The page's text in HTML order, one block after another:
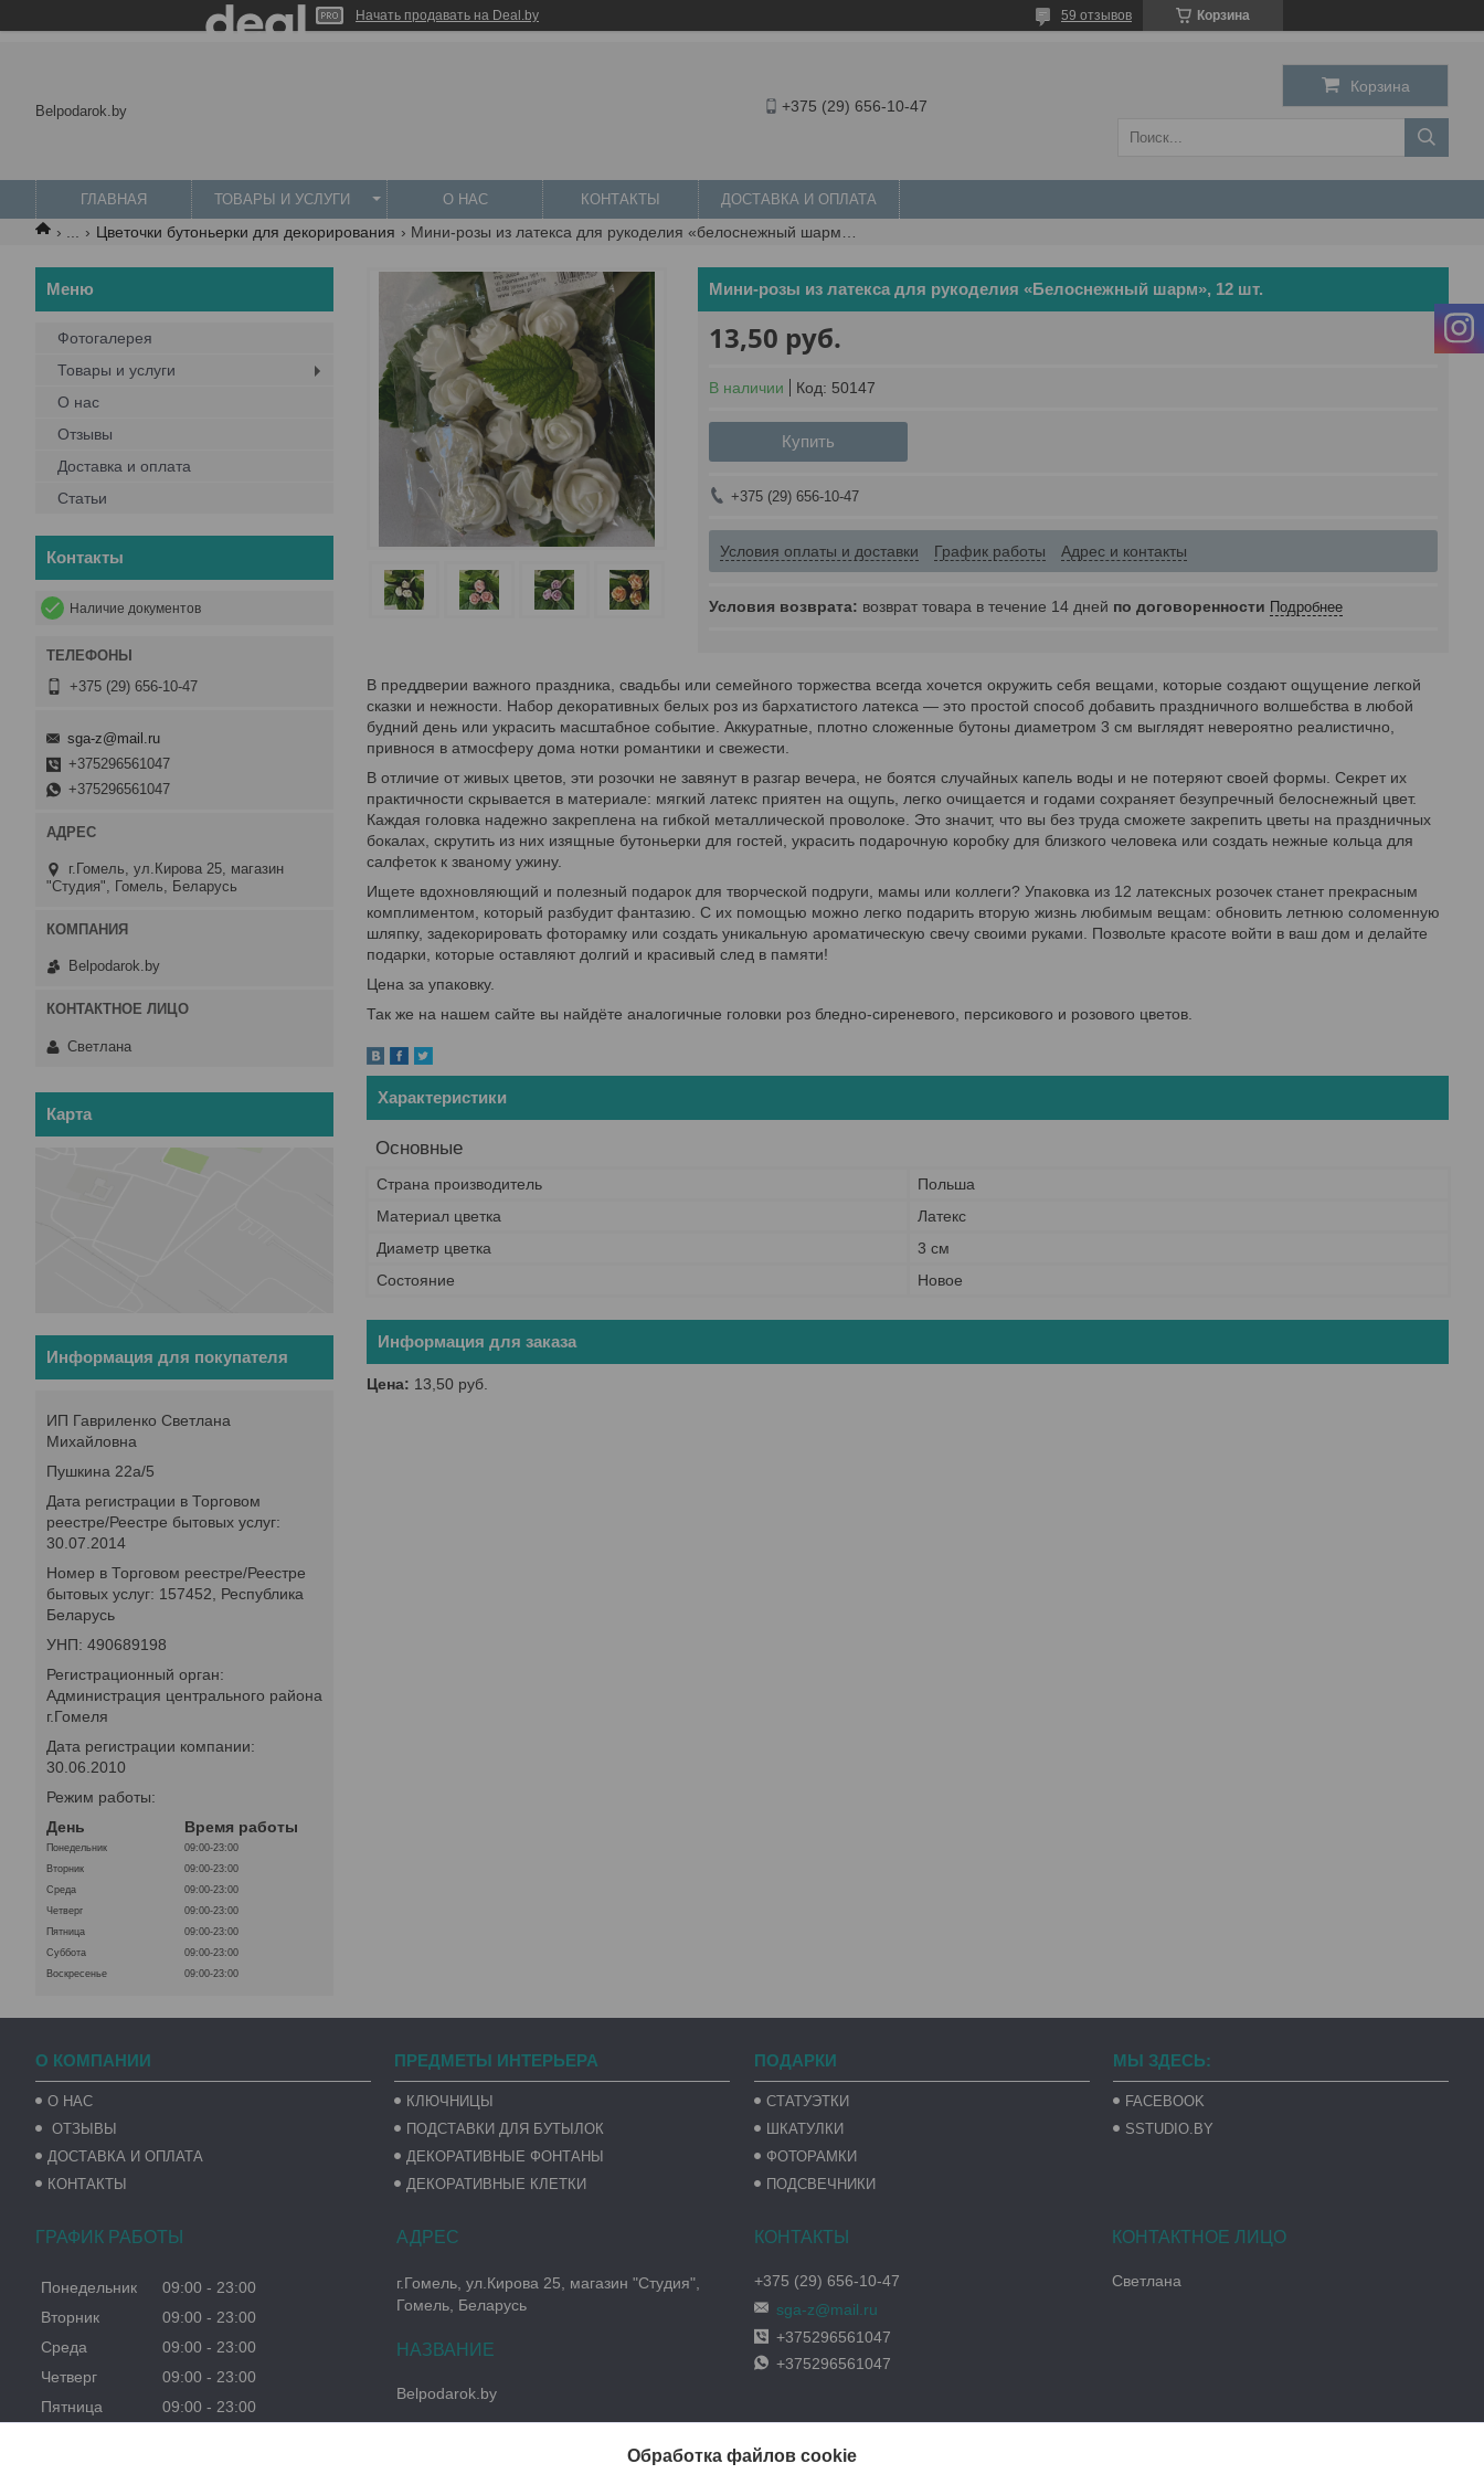
Начать продавать на Deal.by Корзина
59 отзывов
Belpodarok.by +375 (29) 656-10-47
Корзина
ГЛАВНАЯ ТОВАРЫ И УСЛУГИ О НАС КОНТАКТЫ ДОСТАВКА И ОПЛАТА
Цветочки бутоньерки для декорирования
Мини-розы из латекса для рукоделия «Белоснежный шарм», 12 шт.
13,50 руб.
В наличии Код: 50147
Купить
+375 (29) 656-10-47
Условия оплаты и доставки График работы Адрес и контакты
возврат товара в течение 14 дней по договоренности Подробнее
В преддверии важного праздника, свадьбы или семейного торжества всегда хочется окружить себя вещами, которые создают ощущение легкой
сказки и нежности. Набор декоративных белых роз из бархатистого латекса — это простой способ добавить праздничного волшебства в любой
будний день или украсить масштабное событие. Аккуратные, плотно сложенные бутоны диаметром 3 см выглядят невероятно реалистично,
привнося в атмосферу дома нотки романтики и свежести.
В отличие от живых цветов, эти розочки не завянут в разгар вечера, не боятся случайных капель воды и не потеряют своей формы. Секрет их
практичности скрывается в материале: мягкий латекс приятен на ощупь, легко очищается и годами сохраняет безупречный белоснежный цвет.
Каждая головка надежно закреплена на гибкой металлической проволоке. Это значит, что вы без труда сможете закрепить цветы на праздничных
бокалах, скрутить из них изящные бутоньерки для гостей, украсить подарочную коробку для близкого человека или создать нежные кольца для
салфеток к званому ужину.
Ищете вдохновляющий и полезный подарок для творческой подруги, мамы или коллеги? Упаковка из 12 латексных розочек станет прекрасным
комплиментом, который разбудит фантазию. С их помощью можно легко подарить вторую жизнь любимым вещам: обновить летнюю соломенную
шляпку, задекорировать фоторамку или создать уникальную ароматическую свечу своими руками. Позвольте красоте войти в ваш дом и делайте
подарки, которые оставляют долгий и красивый след в памяти!
Цена за упаковку.
Так же на нашем сайте вы найдёте аналогичные головки роз бледно-сиреневого, персикового и розового цветов.
Характеристики
Основные
Страна производитель
Польша
Материал цветка
Латекс
Диаметр цветка
3 см
Состояние
Новое
Информация для заказа
Цена: 13,50 руб.
Фотогалерея
Товары и услуги
О нас
Отзывы
Доставка и оплата
Статьи
Контакты
Наличие документов
+375 (29) 656-10-47
sga-z@mail.ru
+375296561047
+375296561047
г.Гомель, ул.Кирова 25, магазин
"Студия", Гомель, Беларусь
Belpodarok.by
Светлана
Карта
Информация для покупателя
ИП Гавриленко Светлана
Михайловна
Пушкина 22а/5
Дата регистрации в Торговом
реестре/Реестре бытовых услуг:
30.07.2014
Номер в Торговом реестре/Реестре
бытовых услуг: 157452, Республика
Беларусь
УНП: 490689198
Регистрационный орган:
Администрация центрального района
г.Гомеля
Дата регистрации компании:
30.06.2010
Режим работы:
День
Время работы
Понедельник
09:00-23:00
Вторник
09:00-23:00
Среда
09:00-23:00
Четверг
09:00-23:00
Пятница
09:00-23:00
Суббота
09:00-23:00
Воскресенье
09:00-23:00
О КОМПАНИИ
О НАС
ОТЗЫВЫ
ДОСТАВКА И ОПЛАТА
КОНТАКТЫ
ПРЕДМЕТЫ ИНТЕРЬЕРА
КЛЮЧНИЦЫ
ПОДСТАВКИ ДЛЯ БУТЫЛОК
ДЕКОРАТИВНЫЕ ФОНТАНЫ
ДЕКОРАТИВНЫЕ КЛЕТКИ
ПОДАРКИ
СТАТУЭТКИ
ШКАТУЛКИ
ФОТОРАМКИ
ПОДСВЕЧНИКИ
МЫ ЗДЕСЬ:
FACEBOOK
SSTUDIO.BY
ГРАФИК РАБОТЫ
Понедельник 09:00
23:00
Вторник
09:00
23:00
Среда
09:00
23:00
Четверг
09:00
23:00
Пятница
09:00
23:00
г.Гомель, ул.Кирова 25, магазин "Студия",
Гомель, Беларусь
Belpodarok.by
+375 (29) 656-10-47
sga-z@mail.ru
+375296561047
+375296561047
Светлана
Обработка файлов cookie